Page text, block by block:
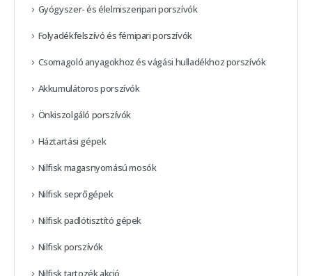
Gyógyszer- és élelmiszeripari porszívók
Folyadékfelszívó és fémipari porszívók
Csomagoló anyagokhoz és vágási hulladékhoz porszívók
Akkumulátoros porszívók
Önkiszolgáló porszívók
Háztartási gépek
Nilfisk magasnyomású mosók
Nilfisk seprőgépek
Nilfisk padlótisztító gépek
Nilfisk porszívók
Nilfisk tartozék akció